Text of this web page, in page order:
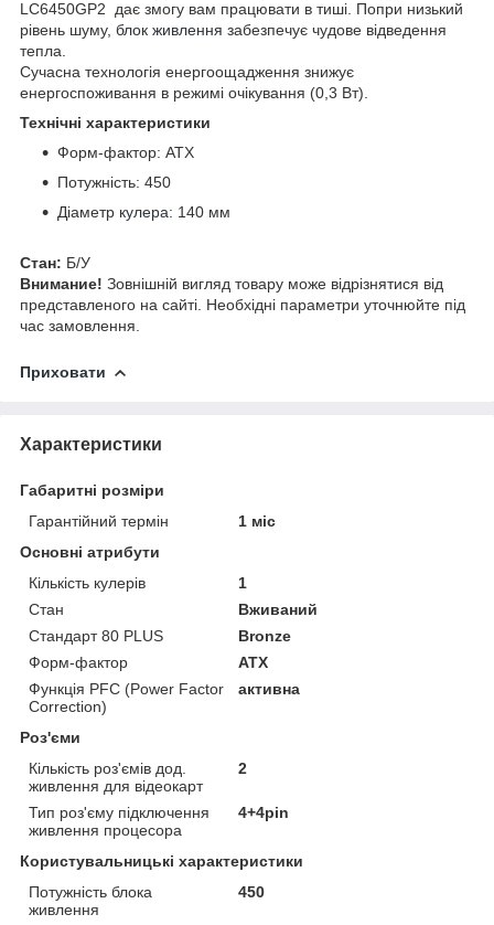
LC6450GP2 дає змогу вам працювати в тиші. Попри низький
рівень шуму, блок живлення забезпечує чудове відведення
тепла.
Сучасна технологія енергоощадження знижує
енергоспоживання в режимі очікування (0,3 Вт).
Технічні характеристики
Форм-фактор: АТХ
Потужність: 450
Діаметр кулера: 140 мм
Стан: Б/У
Внимание! Зовнішній вигляд товару може відрізнятися від
представленого на сайті. Необхідні параметри уточнюйте під
час замовлення.
Приховати
Характеристики
Габаритні розміри
Гарантійний термін
1 міс
Основні атрибути
Кількість кулерів
1
Стан
Вживаний
Стандарт 80 PLUS
Bronze
Форм-фактор
ATX
Функція PFC (Power Factor
Correction)
активна
Роз'єми
Кількість роз'ємів дод.
живлення для відеокарт
2
Тип роз'єму підключення
живлення процесора
4+4pin
Користувальницькі характеристики
Потужність блока
живлення
450